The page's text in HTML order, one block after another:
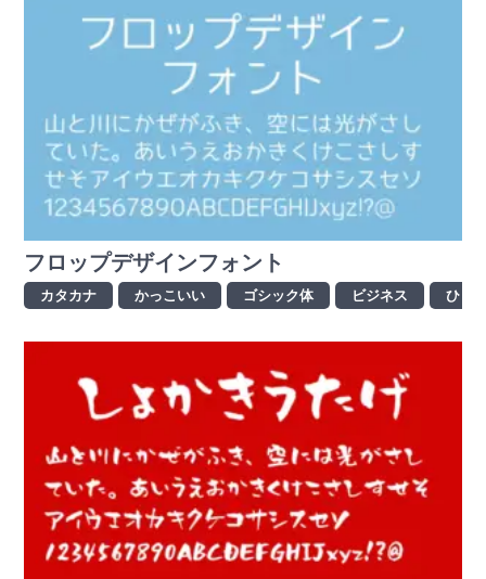
フロップデザインフォント
カタカナ かっこいい ゴシック体 ビジネス ひら